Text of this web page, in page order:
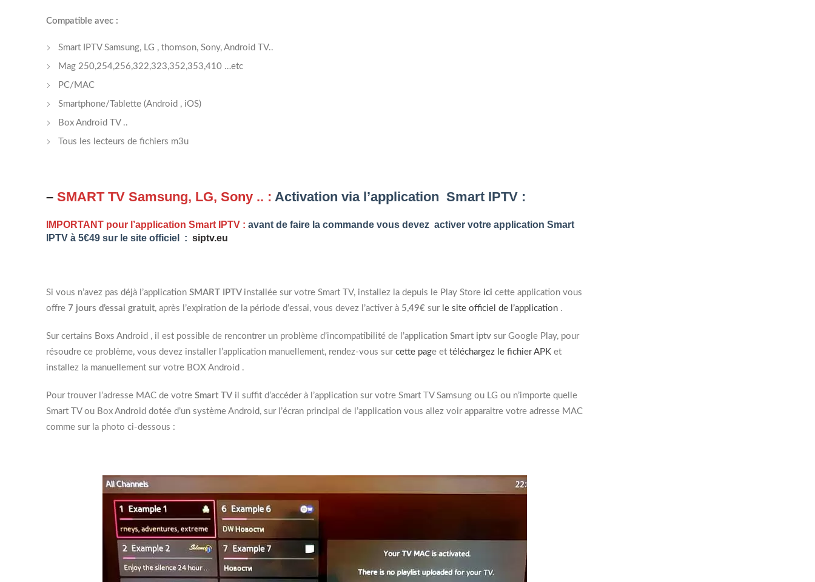
Compatible avec :
Smart IPTV Samsung, LG , thomson, Sony, Android TV..
Mag 250,254,256,322,323,352,353,410 …etc
PC/MAC
Smartphone/Tablette (Android , iOS)
Box Android TV ..
Tous les lecteurs de fichiers m3u
– SMART TV Samsung, LG, Sony .. : Activation via l’application Smart IPTV :
IMPORTANT pour l’application Smart IPTV : avant de faire la commande vous devez activer votre application Smart
IPTV à 5€49 sur le site officiel : siptv.eu
Si vous n’avez pas déjà l’application SMART IPTV installée sur votre Smart TV, installez la depuis le Play Store ici cette application vous
offre 7 jours d’essai gratuit, après l’expiration de la période d’essai, vous devez l’activer à 5,49€ sur le site officiel de l’application .
Sur certains Boxs Android , il est possible de rencontrer un problème d’incompatibilité de l’application Smart iptv sur Google Play, pour
résoudre ce problème, vous devez installer l’application manuellement, rendez-vous sur cette page et téléchargez le fichier APK et
installez la manuellement sur votre BOX Android .
Pour trouver l’adresse MAC de votre Smart TV il suffit d’accéder à l’application sur votre Smart TV Samsung ou LG ou n’importe quelle
Smart TV ou Box Android dotée d’un système Android, sur l’écran principal de l’application vous allez voir apparaitre votre adresse MAC
comme sur la photo ci-dessous :